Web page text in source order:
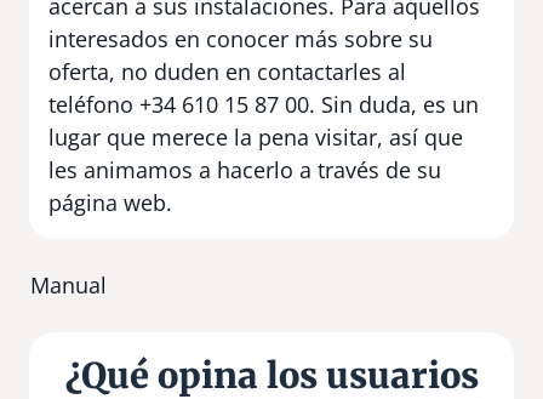
acercan a sus instalaciones. Para aquellos
interesados en conocer más sobre su
oferta, no duden en contactarles al
teléfono +34 610 15 87 00. Sin duda, es un
lugar que merece la pena visitar, así que
les animamos a hacerlo a través de su
página web.
Manual
¿Qué opina los usuarios